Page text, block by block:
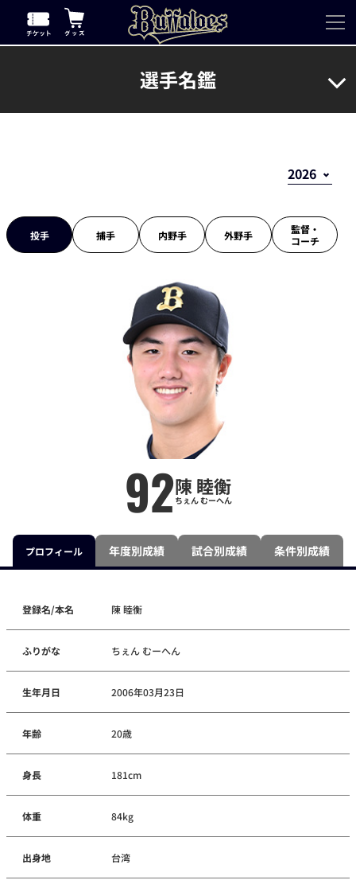
選手名鑑
投手 捕手 内野手 外野手
監督・
コーチ
92陳 睦衡
ちぇん むーへん
プロフィール 年度別成績 試合別成績 条件別成績
登録名/本名 陳 睦衡
ふりがな ちぇん むーへん
生年月日 2006年03月23日
年齢 20歳
身長 181cm
体重 84kg
出身地 台湾